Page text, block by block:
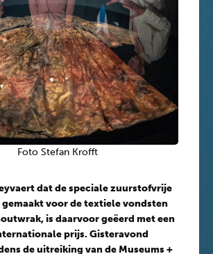
Foto Stefan Krofft
dat de speciale zuurstofvrije
voor de textiele vondsten
is daarvoor geëerd met een
prijs. Gisteravond
de uitreiking van de Museums +